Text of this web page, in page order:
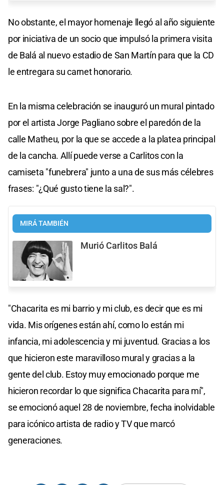
No obstante, el mayor homenaje llegó al año siguiente
por iniciativa de un socio que impulsó la primera visita
de Balá al nuevo estadio de San Martín para que la CD
le entregara su carnet honorario.
En la misma celebración se inauguró un mural pintado
por el artista Jorge Pagliano sobre el paredón de la
calle Matheu, por la que se accede a la platea principal
de la cancha. Allí puede verse a Carlitos con la
camiseta "funebrera" junto a una de sus más célebres
frases: "¿Qué gusto tiene la sal?".
MIRÁ TAMBIÉN
Murió Carlitos Balá
"Chacarita es mi barrio y mi club, es decir que es mi
vida. Mis orígenes están ahí, como lo están mi
infancia, mi adolescencia y mi juventud. Gracias a los
que hicieron este maravilloso mural y gracias a la
gente del club. Estoy muy emocionado porque me
hicieron recordar lo que significa Chacarita para mí",
se emocionó aquel 28 de noviembre, fecha inolvidable
para icónico artista de radio y TV que marcó
generaciones.